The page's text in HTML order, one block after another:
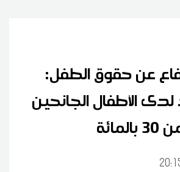
عن حقوق الطفل:
الأطفال الجانحين